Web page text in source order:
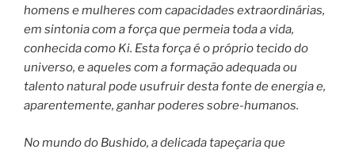
homens e mulheres com capacidades extraordinárias,
em sintonia com a força que permeia toda a vida,
conhecida como Ki. Esta força é o próprio tecido do
universo, e aqueles com a formação adequada ou
talento natural pode usufruir desta fonte de energia e,
aparentemente, ganhar poderes sobre-humanos.
No mundo do Bushido, a delicada tapeçaria que